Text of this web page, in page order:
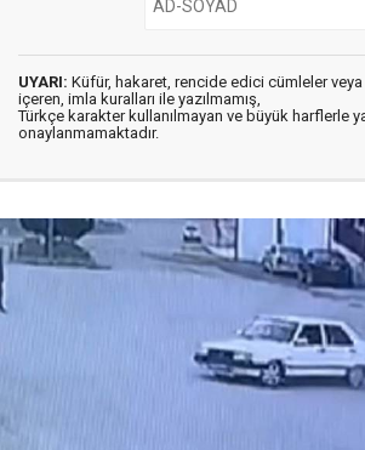
UYARI: Küfür, hakaret, rencide edici cümleler veya
içeren, imla kuralları ile yazılmamış,
Türkçe karakter kullanılmayan ve büyük harflerle
onaylanmamaktadır.